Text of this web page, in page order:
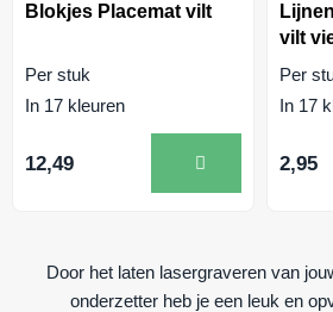
Blokjes Placemat vilt
Per stuk
In 17 kleuren
12,49
vilt
Per
In 17
2,95
Door het laten lasergraveren van
onderzetter heb je een leuk en